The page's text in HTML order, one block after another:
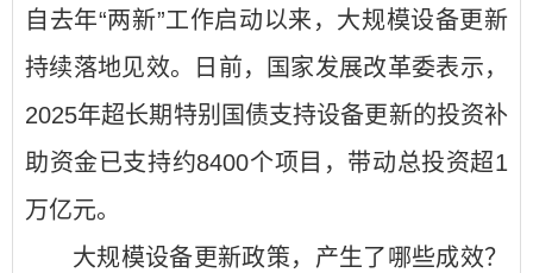
自去年“两新”工作启动以来，大规模设备更新
持续落地见效。日前，国家发展改革委表示，
2025年超长期特别国债支持设备更新的投资补
助资金已支持约8400个项目，带动总投资超1
万亿元。
大规模设备更新政策，产生了哪些成效？